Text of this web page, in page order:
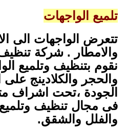
تلميع الواجهات
تتعرض الواجهات الى
والامطار . شركة
نقوم بتنظيف وتلميع
والحجر والكلادينج
الجودة ،تحت اشراف
فى مجال تنظيف وتلميع
والفلل والشقق.